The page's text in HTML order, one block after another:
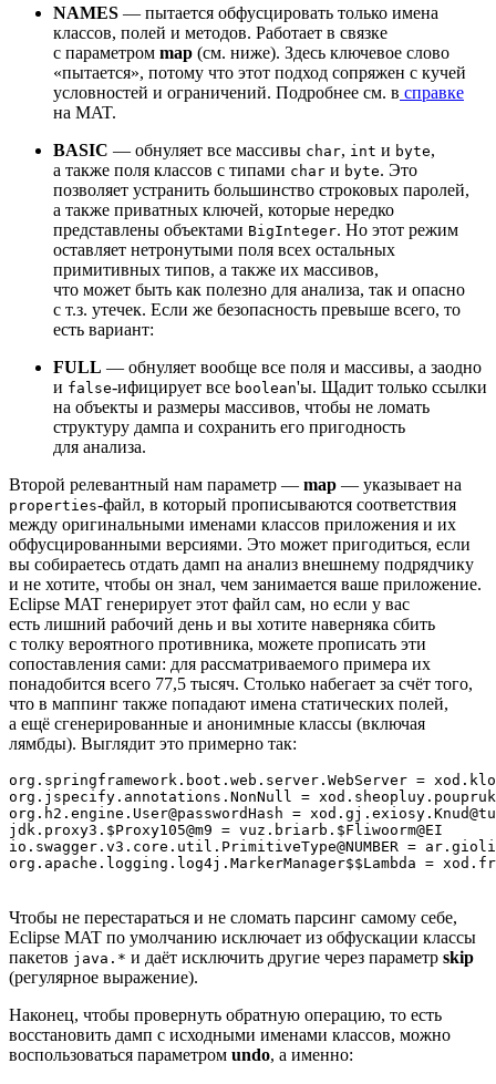
NAMES — пытается обфусцировать только имена
классов, полей и методов. Работает в связке
с параметром map (см. ниже). Здесь ключевое слово
«пытается», потому что этот подход сопряжен с кучей
условностей и ограничений. Подробнее см. в справке
на MAT.
BASIC — обнуляет все массивы char, int и byte,
а также поля классов с типами char и byte. Это
позволяет устранить большинство строковых паролей,
а также приватных ключей, которые нередко
представлены объектами BigInteger. Но этот режим
оставляет нетронутыми поля всех остальных
примитивных типов, а также их массивов,
что может быть как полезно для анализа, так и опасно
с т.з. утечек. Если же безопасность превыше всего, то
есть вариант:
FULL — обнуляет вообще все поля и массивы, а заодно
и false‑ифицирует все boolean'ы. Щадит только ссылки
на объекты и размеры массивов, чтобы не ломать
структуру дампа и сохранить его пригодность
для анализа.
Второй релевантный нам параметр — map — указывает на
properties‑файл, в который прописываются соответствия
между оригинальными именами классов приложения и их
обфусцированными версиями. Это может пригодиться, если
вы собираетесь отдать дамп на анализ внешнему подрядчику
и не хотите, чтобы он знал, чем занимается ваше приложение.
Eclipse MAT генерирует этот файл сам, но если у вас
есть лишний рабочий день и вы хотите наверняка сбить
с толку вероятного противника, можете прописать эти
сопоставления сами: для рассматриваемого примера их
понадобится всего 77,5 тысяч. Столько набегает за счёт того,
что в маппинг также попадают имена статических полей,
а ещё сгенерированные и анонимные классы (включая
лямбды). Выглядит это примерно так:
org.springframework.boot.web.server.WebServer =
org.jspecify.annotations.NonNull =
org.h2.engine.User@passwordHash =
jdk.proxy3.$Proxy105@m9 = vuz.briarb.$Fliwoorm@EI
io.swagger.v3.core.util.PrimitiveType@NUMBER =
org.apache.logging.log4j.MarkerManager$$Lambda =
Чтобы не перестараться и не сломать парсинг самому себе,
Eclipse MAT по умолчанию исключает из обфускации классы
пакетов java.* и даёт исключить другие через параметр skip
(регулярное выражение).
Наконец, чтобы провернуть обратную операцию, то есть
восстановить дамп с исходными именами классов, можно
воспользоваться параметром undo, а именно: